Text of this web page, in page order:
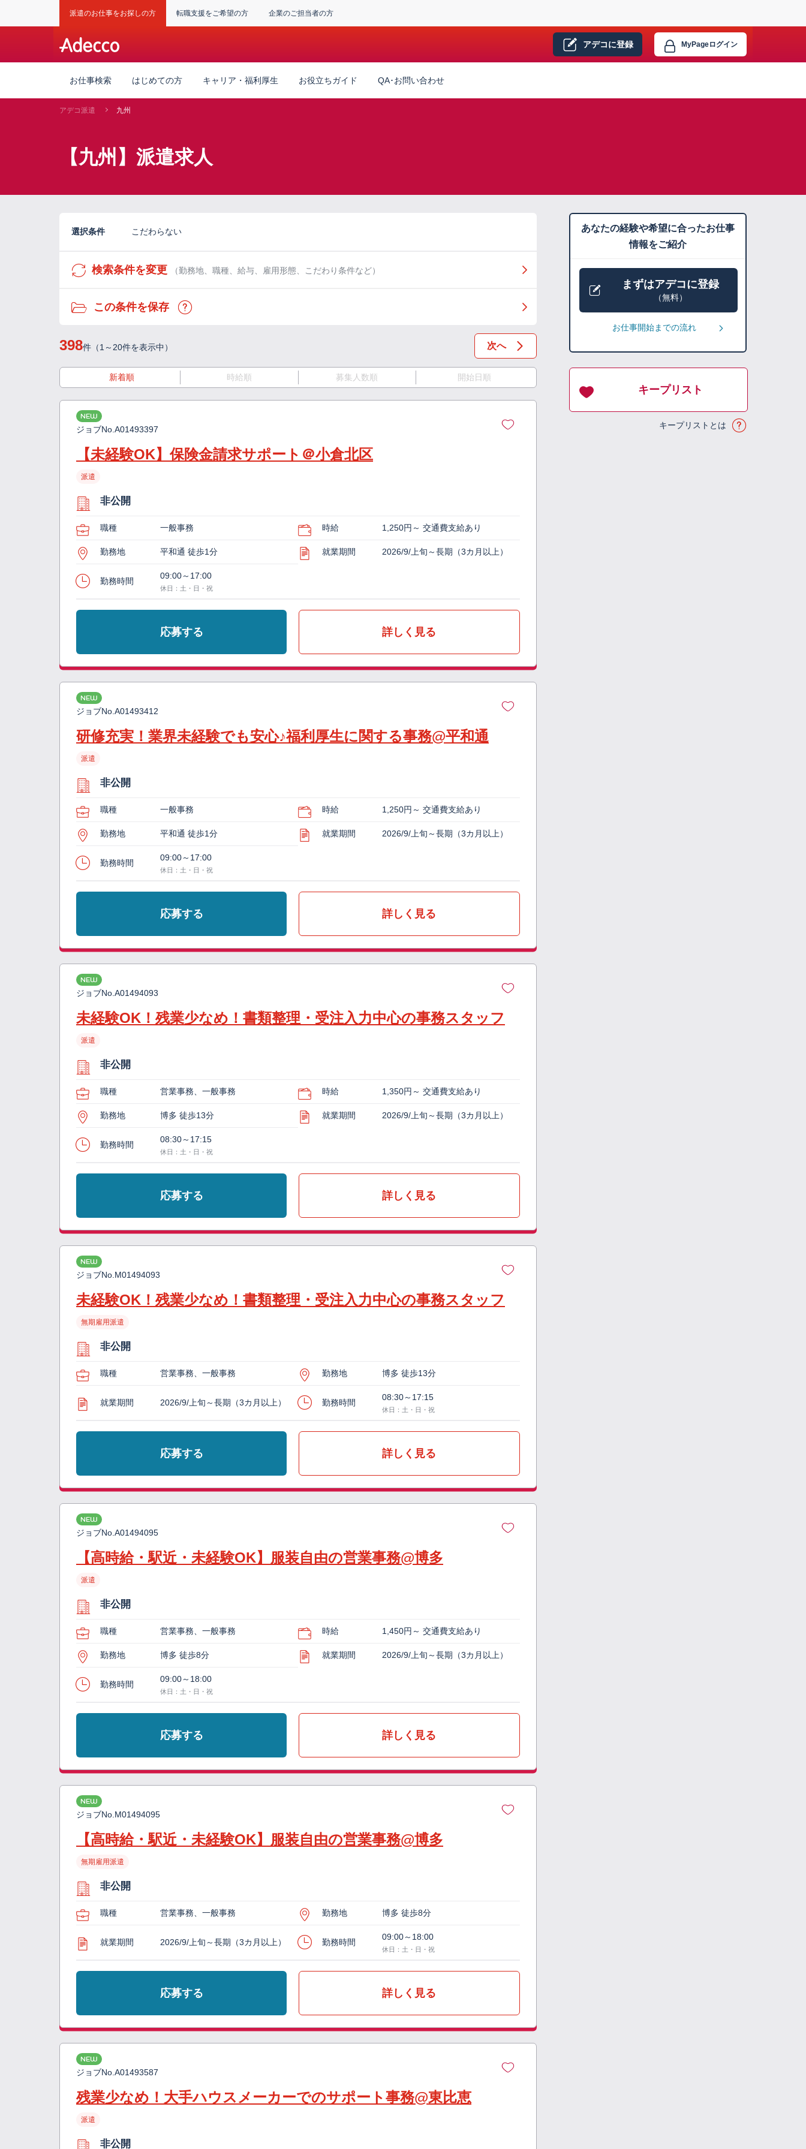
派遣のお仕事をお探しの方 転職支援をご希望の方 企業のご担当者の方
アデコに登録 MyPageログイン
お仕事検索 はじめての方 キャリア・福利厚生 お役立ちガイド QA･お問い合わせ
アデコ派遣 九州
【九州】派遣求人
選択条件 こだわらない
検索条件を変更 （勤務地、職種、給与、雇用形態、こだわり条件など）
この条件を保存
398件（1～20件を表示中） 次へ
新着順 時給順 募集人数順 開始日順
NEW
ジョブNo. A01493397
【未経験OK】保険金請求サポート＠小倉北区
派遣
非公開
職種 一般事務 時給 1,250円～ 交通費支給あり
勤務地 平和通 徒歩1分 就業期間 2026/9/上旬～長期（3カ月以上）
勤務時間
09:00～17:00
休日：土・日・祝
応募する 詳しく見る
NEW
ジョブNo. A01493412
研修充実！業界未経験でも安心♪福利厚生に関する事務@平和通
派遣
非公開
職種 一般事務 時給 1,250円～ 交通費支給あり
勤務地 平和通 徒歩1分 就業期間 2026/9/上旬～長期（3カ月以上）
勤務時間
09:00～17:00
休日：土・日・祝
応募する 詳しく見る
NEW
ジョブNo. A01494093
未経験OK！残業少なめ！書類整理・受注入力中心の事務スタッフ
派遣
非公開
職種 営業事務、一般事務 時給 1,350円～ 交通費支給あり
勤務地 博多 徒歩13分 就業期間 2026/9/上旬～長期（3カ月以上）
勤務時間
08:30～17:15
休日：土・日・祝
応募する 詳しく見る
NEW
ジョブNo. M01494093
未経験OK！残業少なめ！書類整理・受注入力中心の事務スタッフ
無期雇用派遣
非公開
職種 営業事務、一般事務 勤務地 博多 徒歩13分
就業期間 2026/9/上旬～長期（3カ月以上） 勤務時間
08:30～17:15
休日：土・日・祝
応募する 詳しく見る
NEW
ジョブNo. A01494095
【高時給・駅近・未経験OK】服装自由の営業事務@博多
派遣
非公開
職種 営業事務、一般事務 時給 1,450円～ 交通費支給あり
勤務地 博多 徒歩8分 就業期間 2026/9/上旬～長期（3カ月以上）
勤務時間
09:00～18:00
休日：土・日・祝
応募する 詳しく見る
NEW
ジョブNo. M01494095
【高時給・駅近・未経験OK】服装自由の営業事務@博多
無期雇用派遣
非公開
職種 営業事務、一般事務 勤務地 博多 徒歩8分
就業期間 2026/9/上旬～長期（3カ月以上） 勤務時間
09:00～18:00
休日：土・日・祝
応募する 詳しく見る
NEW
ジョブNo. A01493587
残業少なめ！大手ハウスメーカーでのサポート事務@東比恵
派遣
非公開
あなたの経験や希望に合ったお仕事
情報をご紹介
まずはアデコに登録
（無料）
お仕事開始までの流れ
キープリスト
キープリストとは